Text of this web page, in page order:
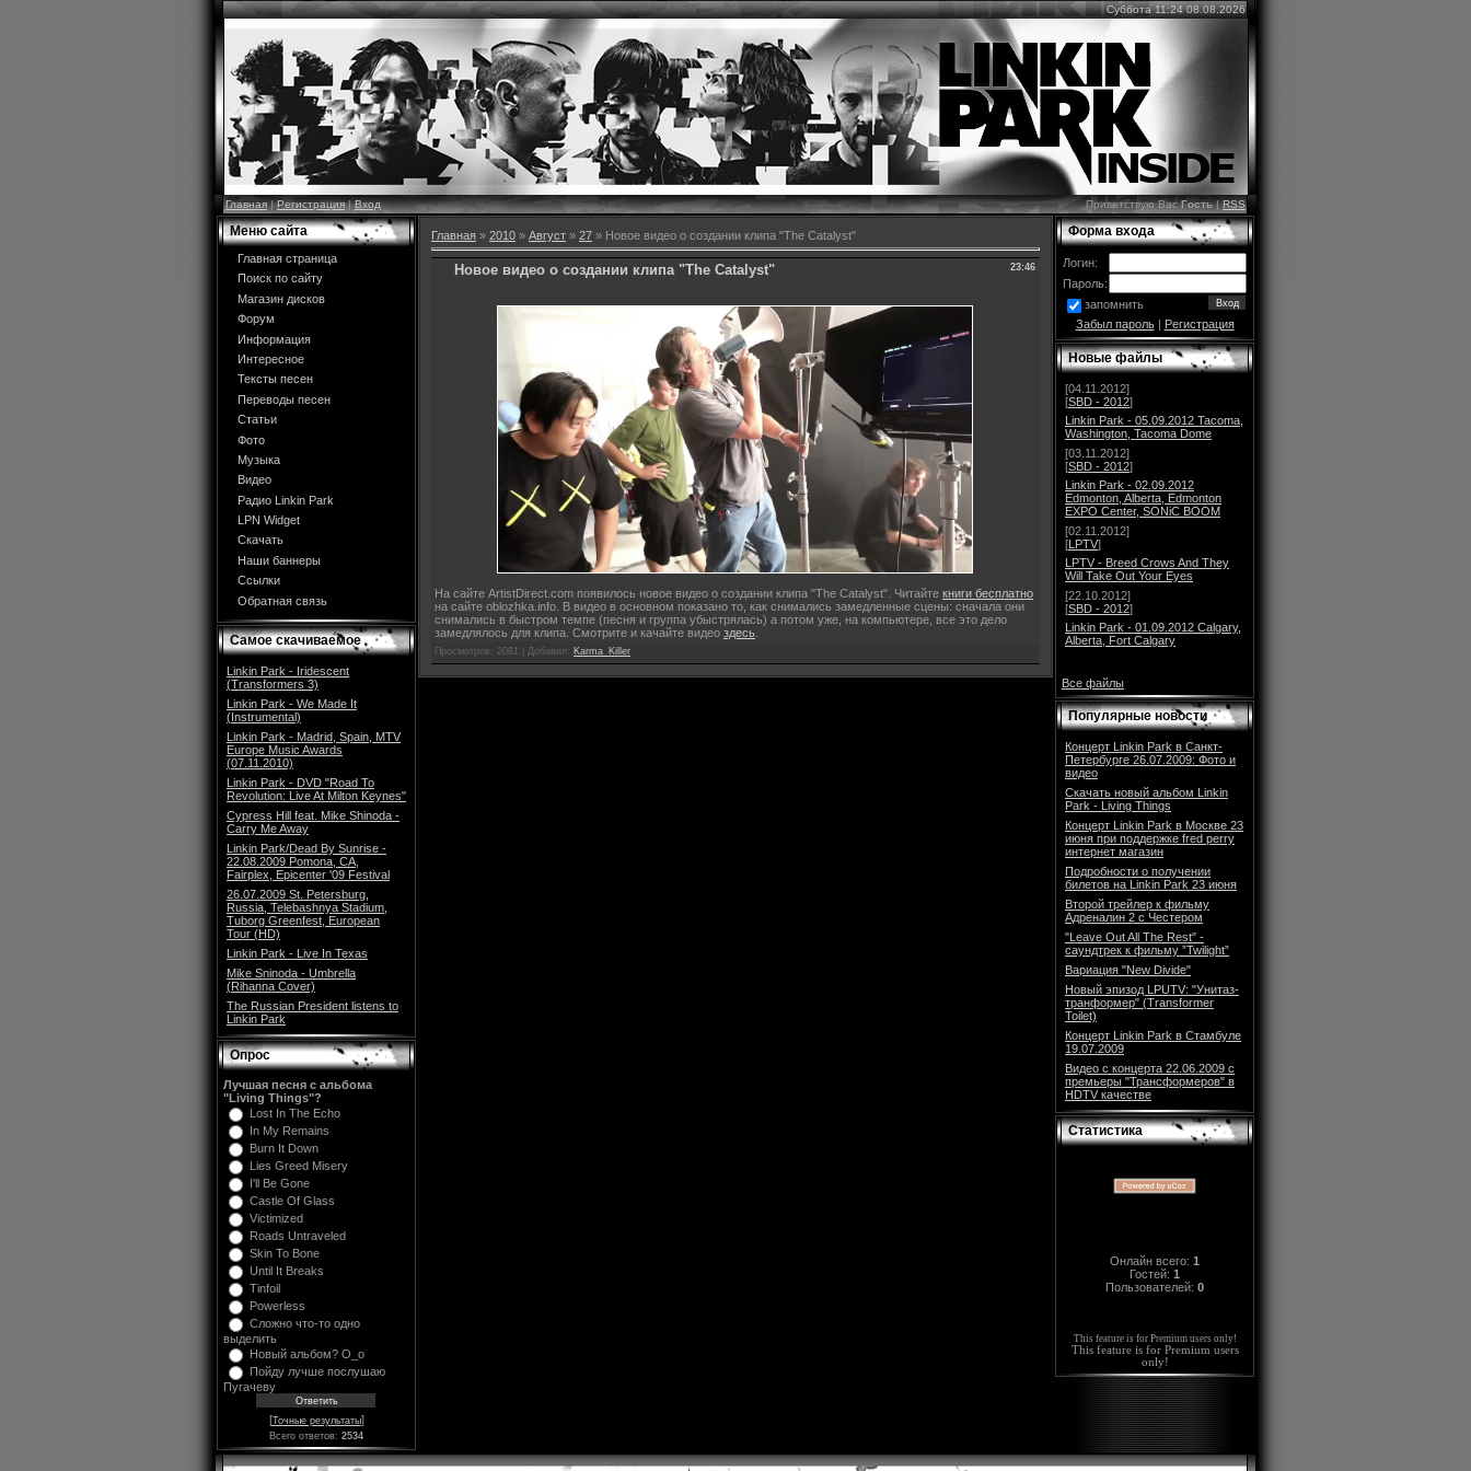
Суббота 11:24 08.08.2026
Главная|Регистрация|Вход Приветствую ВасГость|RSS
Меню сайта
Главная страница
Поиск по сайту
Магазин дисков
Форум
Информация
Интересное
Тексты песен
Переводы песен
Статьи
Фото
Музыка
Видео
Радио Linkin Park
LPN Widget
Скачать
Наши баннеры
Ссылки
Обратная связь
Самое скачиваемое
Linkin Park - Iridescent
(Transformers 3)
Linkin Park - We Made It
(Instrumental)
Linkin Park - Madrid, Spain, MTV
Europe Music Awards
(07.11.2010)
Linkin Park - DVD "Road To
Revolution: Live At Milton Keynes"
Cypress Hill feat. Mike Shinoda -
Carry Me Away
Linkin Park/Dead By Sunrise -
22.08.2009 Pomona, CA,
Fairplex, Epicenter '09 Festival
26.07.2009 St. Petersburg,
Russia, Telebashnya Stadium,
Tuborg Greenfest, European
Tour (HD)
Linkin Park - Live In Texas
Mike Sninoda - Umbrella
(Rihanna Cover)
The Russian President listens to
Linkin Park
Опрос
Лучшая песня с альбома
"Living Things"?
Lost In The Echo
In My Remains
Burn It Down
Lies Greed Misery
I'll Be Gone
Castle Of Glass
Victimized
Roads Untraveled
Skin To Bone
Until It Breaks
Tinfoil
Powerless
Сложно что-то одно
выделить
Новый альбом? O_o
Пойду лучше послушаю
Пугачеву
[Точные результаты]
Всего ответов: 2534
Главная » 2010 » Август » 27 » Новое видео о создании клипа "The Catalyst"
23:46
Новое видео о создании клипа "The Catalyst"
На сайте ArtistDirect.com появилось новое видео о создании клипа "The Catalyst". Читайте книги бесплатно
на сайте oblozhka.info. В видео в основном показано то, как снимались замедленные сцены: сначала они
снимались в быстром темпе (песня и группа убыстрялась) а потом уже, на компьютере, все это дело
замедлялось для клипа. Смотрите и качайте видео здесь
Просмотров : 2081 | Добавил: Karma_Killer
Форма входа
Логин:
Пароль:
запомнить
Забыл пароль| Регистрация
Новые файлы
[04.11.2012]
[SBD - 2012]
Linkin Park - 05.09.2012 Tacoma,
Washington, Tacoma Dome
[03.11.2012]
[SBD - 2012]
Linkin Park - 02.09.2012
Edmonton, Alberta, Edmonton
EXPO Center, SONiC BOOM
[02.11.2012]
[LPTV]
LPTV - Breed Crows And They
Will Take Out Your Eyes
[22.10.2012]
[SBD - 2012]
Linkin Park - 01.09.2012 Calgary,
Alberta, Fort Calgary
Все файлы
Популярные новости
Концерт Linkin Park в Санкт-
Петербурге 26.07.2009: Фото и
видео
Скачать новый альбом Linkin
Park - Living Things
Концерт Linkin Park в Москве 23
июня при поддержке fred perry
интернет магазин
Подробности о получении
билетов на Linkin Park 23 июня
Второй трейлер к фильму
Адреналин 2 с Честером
"Leave Out All The Rest" -
саундтрек к фильму ”Twilight”
Вариация "New Divide"
Новый эпизод LPUTV: "Унитаз-
транформер" (Transformer
Toilet)
Концерт Linkin Park в Стамбуле
19.07.2009
Видео с концерта 22.06.2009 с
премьеры "Трансформеров" в
HDTV качестве
Статистика
Онлайн всего: 1
Гостей: 1
Пользователей: 0
This feature is for Premium users only!
This feature is for Premium users
only!